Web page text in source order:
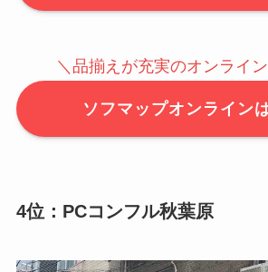
＼品揃えが充実のオンライ
ソフマップオンライン
4位：PCコンフル秋葉原